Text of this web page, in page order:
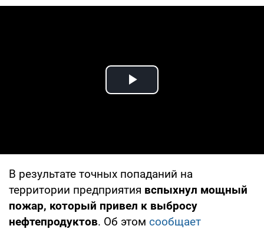
Play Video
В результате точных попаданий на
территории предприятия вспыхнул мощный
пожар, который привел к выбросу
нефтепродуктов. Об этом сообщает